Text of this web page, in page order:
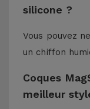
silicone ?
Vous pouvez
un chiffon
Coques
meilleur